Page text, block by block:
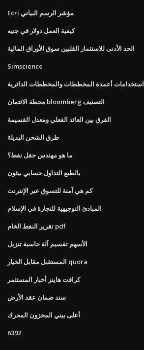
Ecri مؤشر الرسم البياني
كيفية العمل دولار في جنيه
الحد الأدنى للاستثمار الفلبين سوق الأوراق المالية
Simscience
استخدامات أعمدة المخططات والمخططات الدائرية
محطة الائتمان bloomberg التصنيف
الفرق بين العائد الفعلي ومعدل القسيمة
طرق الشحن البديلة
ما هو مهندس حقل نفط؟
بالطبع التداول حسابي بيثون
كم هي آمنة للتسوق عبر الإنترنت
المبادئ التوجيهية للتجارة في الإسلام
تقرير النفط الخام pdf
الأسهم تقسيم آلة حاسبة تنزيل
المستقبل مقابل الخيار quora
كرافت هاينز أخبار المستثمر
سند ضمان عقد الأرض
أعلى بيني المخزون المحرك
6392